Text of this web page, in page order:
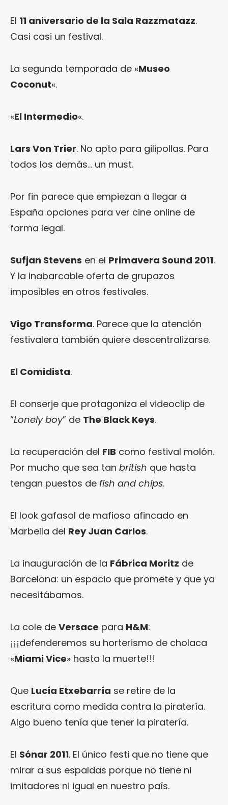
El 11 aniversario de la Sala Razzmatazz.
Casi casi un festival.
La segunda temporada de «Museo
Coconut«.
«El Intermedio«.
Lars Von Trier. No apto para gilipollas. Para
todos los demás… un must.
Por fin parece que empiezan a llegar a
España opciones para ver cine online de
forma legal.
Sufjan Stevens en el Primavera Sound 2011.
Y la inabarcable oferta de grupazos
imposibles en otros festivales.
Vigo Transforma. Parece que la atención
festivalera también quiere descentralizarse.
El Comidista.
El conserje que protagoniza el videoclip de
“Lonely boy” de The Black Keys.
La recuperación del FIB como festival molón.
Por mucho que sea tan british que hasta
tengan puestos de fish and chips.
El look gafasol de mafioso afincado en
Marbella del Rey Juan Carlos.
La inauguración de la Fábrica Moritz de
Barcelona: un espacio que promete y que ya
necesitábamos.
La cole de Versace para H&M:
¡¡¡defenderemos su horterismo de cholaca
«Miami Vice» hasta la muerte!!!
Que Lucía Etxebarría se retire de la
escritura como medida contra la piratería.
Algo bueno tenía que tener la piratería.
El Sónar 2011. El único festi que no tiene que
mirar a sus espaldas porque no tiene ni
imitadores ni igual en nuestro país.